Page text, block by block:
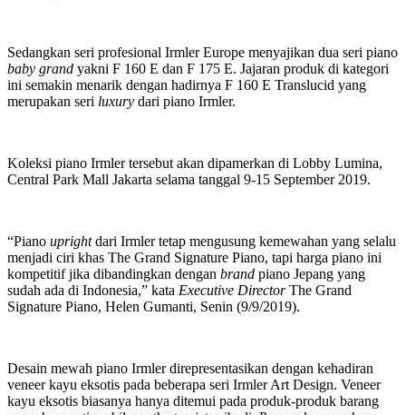
Sedangkan seri profesional Irmler Europe menyajikan dua seri piano
baby grand yakni F 160 E dan F 175 E. Jajaran produk di kategori
ini semakin menarik dengan hadirnya F 160 E Translucid yang
merupakan seri luxury dari piano Irmler.
Koleksi piano Irmler tersebut akan dipamerkan di Lobby Lumina,
Central Park Mall Jakarta selama tanggal 9-15 September 2019.
“Piano uprightdari Irmler tetap mengusung kemewahan yang selalu
menjadi ciri khas The Grand Signature Piano, tapi harga piano ini
kompetitif jika dibandingkan dengan brand piano Jepang yang
sudah ada di Indonesia,” kata Executive DirectorThe Grand
Signature Piano, Helen Gumanti, Senin (9/9/2019).
Desain mewah piano Irmler direpresentasikan dengan kehadiran
veneer kayu eksotis pada beberapa seri Irmler Art Design. Veneer
kayu eksotis biasanya hanya ditemui pada produk-produk barang